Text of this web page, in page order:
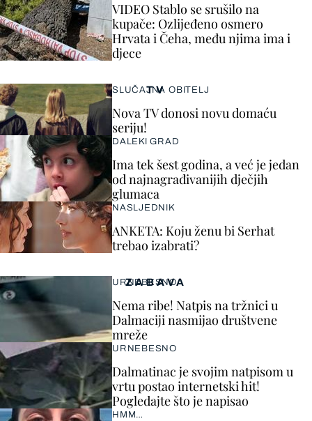
VIDEO Stablo se srušilo na
kupače: Ozlijeđeno osmero
Hrvata i Čeha, među njima ima i
djece
ZABAVA
URNEBESNO
Nema ribe! Natpis na tržnici u
Dalmaciji nasmijao društvene
mreže
URNEBESNO
Dalmatinac je svojim natpisom u
vrtu postao internetski hit!
Pogledajte što je napisao
HMM…
TV
SLUČAJNA OBITELJ
Nova TV donosi novu domaću
seriju!
DALEKI GRAD
Ima tek šest godina, a već je jedan
od najnagrađivanijih dječjih
glumaca
NASLJEDNIK
ANKETA: Koju ženu bi Serhat
trebao izabrati?